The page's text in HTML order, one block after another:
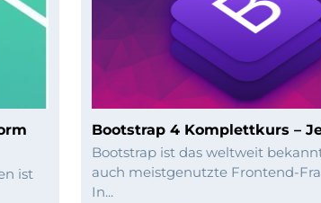
ist
Bootstrap 4 Komplettkurs –
Bootstrap ist das weltweit
auch meistgenutzte Frontend-
In...